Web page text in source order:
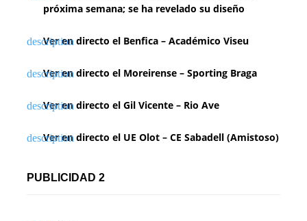
próxima semana; se ha revelado su diseño
Ver en directo el Benfica – Académico Viseu
Ver en directo el Moreirense – Sporting Braga
Ver en directo el Gil Vicente – Rio Ave
Ver en directo el UE Olot – CE Sabadell (Amistoso)
PUBLICIDAD 2